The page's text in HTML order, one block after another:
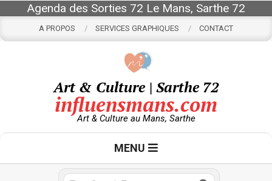
content
Agenda des Sorties 72 Le Mans, Sarthe 72
A PROPOS SERVICES GRAPHIQUES CONTACT
Art & Culture | Sarthe 72
influensmans.com
Art & Culture au Mans, Sarthe
MENU